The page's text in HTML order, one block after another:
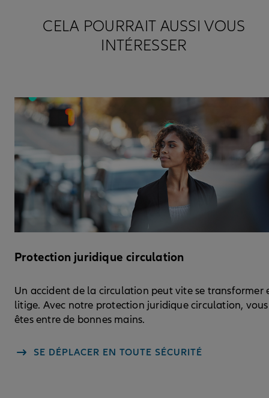
CELA POURRAIT AUSSI VOUS
INTÉRESSER
Protection juridique circulation
Un accident de la circulation peut vite se transformer
litige. Avec notre protection juridique circulation, vous
êtes entre de bonnes mains.
SE DÉPLACER EN TOUTE SÉCURITÉ